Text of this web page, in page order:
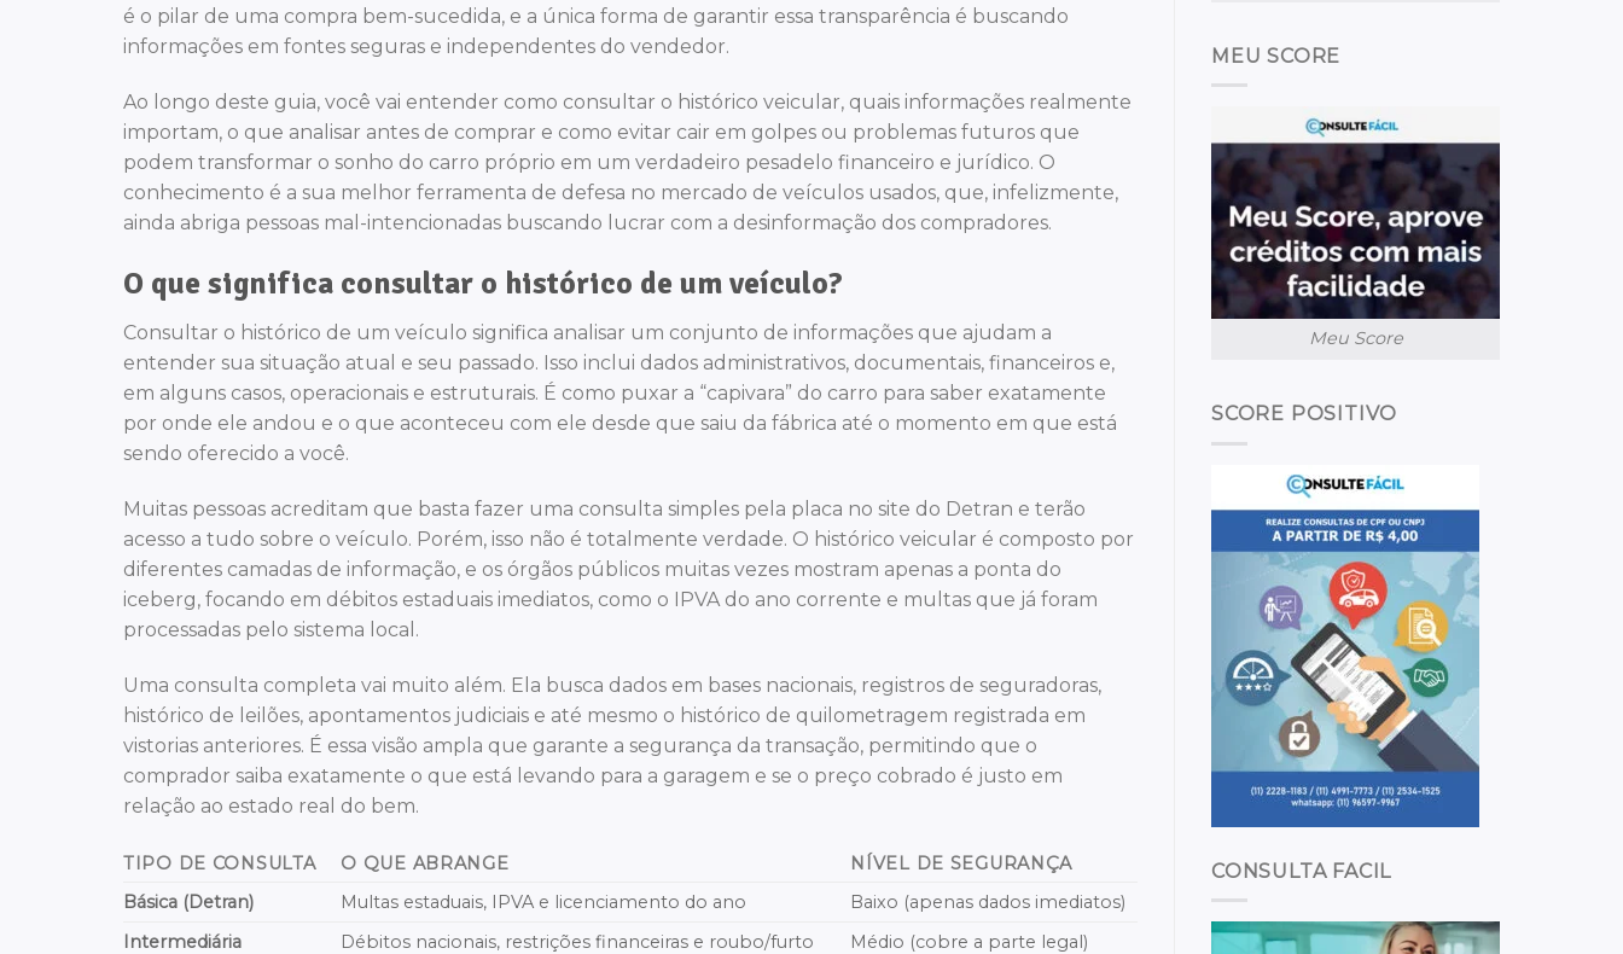
é o pilar de uma compra bem-sucedida, e a única forma de garantir essa transparência é buscando
informações em fontes seguras e independentes do vendedor.
Ao longo deste guia, você vai entender como consultar o histórico veicular, quais informações realmente
importam, o que analisar antes de comprar e como evitar cair em golpes ou problemas futuros que
podem transformar o sonho do carro próprio em um verdadeiro pesadelo financeiro e jurídico. O
conhecimento é a sua melhor ferramenta de defesa no mercado de veículos usados, que, infelizmente,
ainda abriga pessoas mal-intencionadas buscando lucrar com a desinformação dos compradores.
O que significa consultar o histórico de um veículo?
Consultar o histórico de um veículo significa analisar um conjunto de informações que ajudam a
entender sua situação atual e seu passado. Isso inclui dados administrativos, documentais, financeiros e,
em alguns casos, operacionais e estruturais. É como puxar a “capivara” do carro para saber exatamente
por onde ele andou e o que aconteceu com ele desde que saiu da fábrica até o momento em que está
sendo oferecido a você.
Muitas pessoas acreditam que basta fazer uma consulta simples pela placa no site do Detran e terão
acesso a tudo sobre o veículo. Porém, isso não é totalmente verdade. O histórico veicular é composto por
diferentes camadas de informação, e os órgãos públicos muitas vezes mostram apenas a ponta do
iceberg, focando em débitos estaduais imediatos, como o IPVA do ano corrente e multas que já foram
processadas pelo sistema local.
Uma consulta completa vai muito além. Ela busca dados em bases nacionais, registros de seguradoras,
histórico de leilões, apontamentos judiciais e até mesmo o histórico de quilometragem registrada em
vistorias anteriores. É essa visão ampla que garante a segurança da transação, permitindo que o
comprador saiba exatamente o que está levando para a garagem e se o preço cobrado é justo em
relação ao estado real do bem.
TIPO DE CONSULTA O QUE ABRANGE
NÍVEL DE SEGURANÇA
Básica (Detran)
Multas estaduais, IPVA e licenciamento do ano
Baixo (apenas dados imediatos)
Intermediária
Débitos nacionais, restrições financeiras e roubo/furto
Médio (cobre a parte legal)
MEU SCORE
Meu Score
SCORE POSITIVO
CONSULTA FACIL